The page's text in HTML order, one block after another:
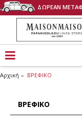
ΔΩΡΕΑΝ
Αρχική ΒΡΕΦΙΚΟ
ΒΡΕΦΙΚΟ